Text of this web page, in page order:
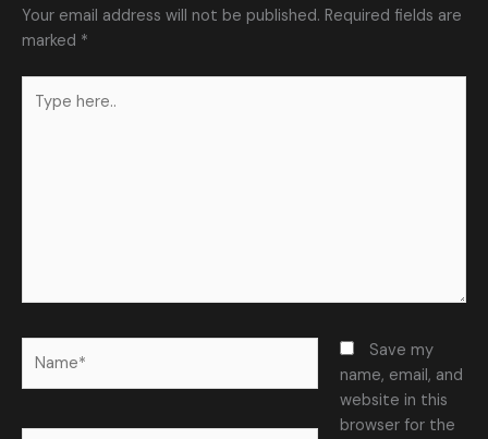
Your email address will not be published. Required fields are
marked *
here..
Save my
name, email, and
website in this
browser for the